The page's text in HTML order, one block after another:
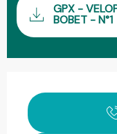
GPX -
BOBET - N°1